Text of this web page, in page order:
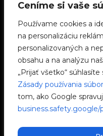
Ceníme si vaše
Používame cookies a
na personalizáciu
personalizovaných a
obsahu a na analýzu
„Prijať všetko“
Zásady používania
tom, ako Google
business.safety.google/
Pracovať s nami
e-Chargers
V2C Power
V2C Cloud